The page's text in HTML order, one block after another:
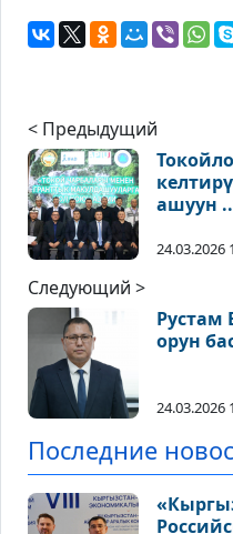
< Предыдущий
ашуун
24.03.2026
Следующий >
Рустам
орун
24.03.2026
Последние